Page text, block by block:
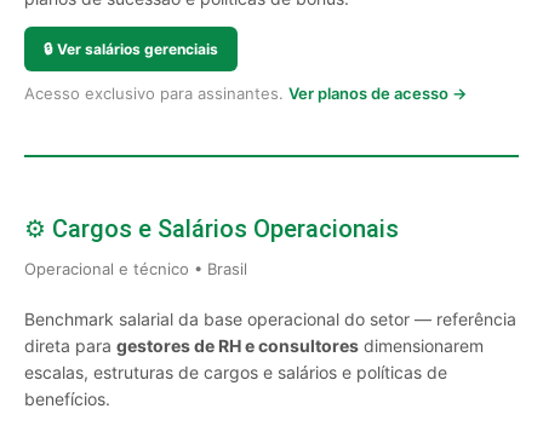
🔒 Ver salários gerenciais
Acesso exclusivo para assinantes. Ver planos de acesso →
⚙️ Cargos e Salários Operacionais
Operacional e técnico • Brasil
Benchmark salarial da base operacional do setor — referência
direta para gestores de RH e consultores dimensionarem
escalas, estruturas de cargos e salários e políticas de
benefícios.